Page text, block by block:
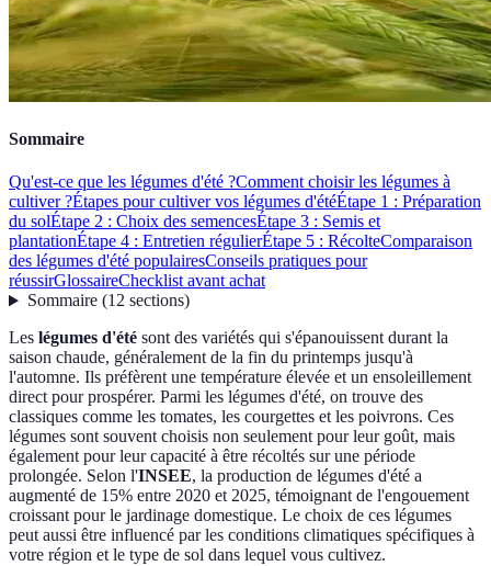
Sommaire
Qu'est-ce que les légumes d'été ?Comment choisir les légumes à
cultiver ?Étapes pour cultiver vos légumes d'étéÉtape 1 : Préparation
du solÉtape 2 : Choix des semencesÉtape 3 : Semis et
plantationÉtape 4 : Entretien régulierÉtape 5 : RécolteComparaison
des légumes d'été populairesConseils pratiques pour
réussirGlossaireChecklist avant achat
Sommaire(12 sections)
Les légumes d'été sont des variétés qui s'épanouissent durant la
saison chaude, généralement de la fin du printemps jusqu'à
l'automne. Ils préfèrent une température élevée et un ensoleillement
direct pour prospérer. Parmi les légumes d'été, on trouve des
classiques comme les tomates, les courgettes et les poivrons. Ces
légumes sont souvent choisis non seulement pour leur goût, mais
également pour leur capacité à être récoltés sur une période
prolongée. Selon l'INSEE, la production de légumes d'été a
augmenté de 15% entre 2020 et 2025, témoignant de l'engouement
croissant pour le jardinage domestique. Le choix de ces légumes
peut aussi être influencé par les conditions climatiques spécifiques à
votre région et le type de sol dans lequel vous cultivez.